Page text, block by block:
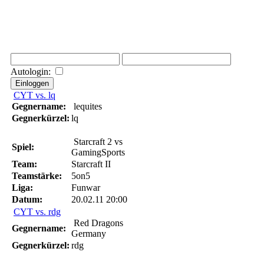
Autologin:
CYT vs. lq
Gegnername:
lequites
Gegnerkürzel: lq
Spiel:
Starcraft 2 vs
GamingSports
Team:
Starcraft II
Teamstärke:
5on5
Liga:
Funwar
Datum:
20.02.11 20:00
CYT vs. rdg
Gegnername:
Red Dragons
Germany
Gegnerkürzel: rdg